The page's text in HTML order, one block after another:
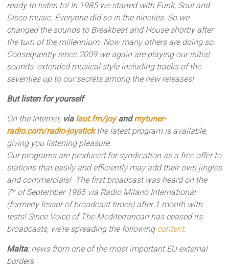
ready to listen to! In 1985 we started with Funk, Soul and
Disco music. Everyone did so in the nineties. So we
changed the sounds to Breakbeat and House shortly after
the turn of the millennium. Now many others are doing so.
Consequently since 2009 we again are playing our initial
sounds: extended musical style including tracks of the
seventies up to our secrets among the new releases!
But listen for yourself
On the Internet, via laut.fm/joyandmytuner-
radio.com/radio-joystick the latest program is available,
giving you listening pleasure.
Our programs are produced for syndication as a free offer to
stations that easily and efficiently may add their own jingles
and commercials! The first broadcast was heard on the
7thof September 1985 via Radio Milano International
(formerly lessor of broadcast times) after 1 month with
tests! Since Voice of The Mediterranean has ceased its
broadcasts, we’re spreading the following content:
Malta: news from one of the most important EU external
borders